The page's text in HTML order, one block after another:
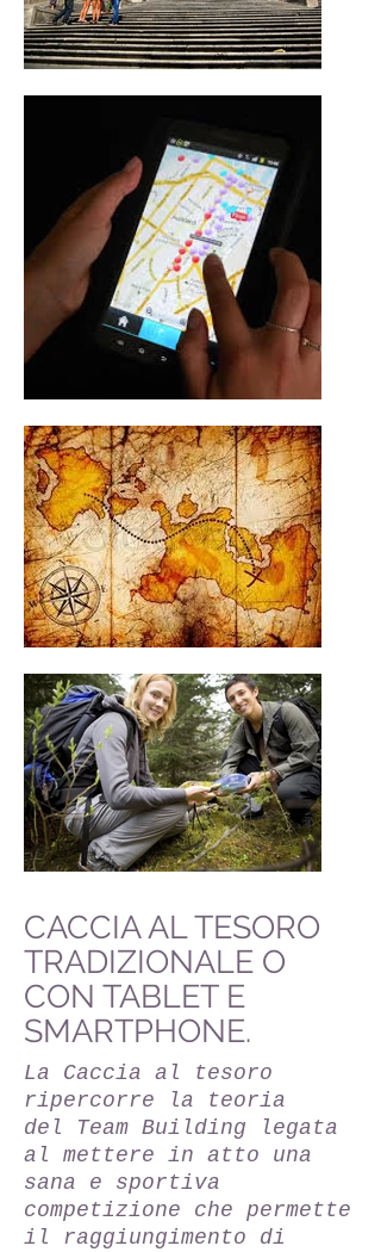
CACCIA AL TESORO
TRADIZIONALE O
CON TABLET E
SMARTPHONE.
La Caccia al tesoro
ripercorre la teoria
del Team Building legata
al mettere in atto una
sana e sportiva
competizione che permette
il raggiungimento di